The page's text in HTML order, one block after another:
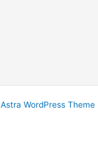
Astra WordPress Theme